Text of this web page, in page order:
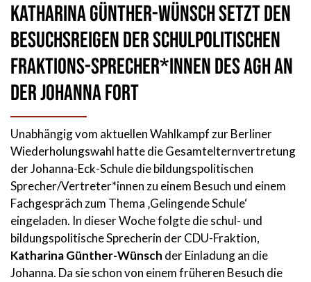
Katharina Günther-Wünsch setzt den
Besuchsreigen der schulpolitischen
Fraktions-Sprecher*innen des AGH an
der Johanna fort
Unabhängig vom aktuellen Wahlkampf zur Berliner
Wiederholungswahl hatte die Gesamtelternvertretung
der Johanna-Eck-Schule die bildungspolitischen
Sprecher/Vertreter*innen zu einem Besuch und einem
Fachgespräch zum Thema ‚Gelingende Schule‘
eingeladen. In dieser Woche folgte die schul- und
bildungspolitische Sprecherin der CDU-Fraktion,
Katharina Günther-Wünsch der Einladung an die
Johanna. Da sie schon von einem früheren Besuch die